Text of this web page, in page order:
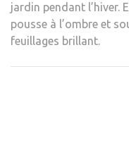
jardin pendant l’hiver.
pousse à l’ombre et
feuillages brillant.